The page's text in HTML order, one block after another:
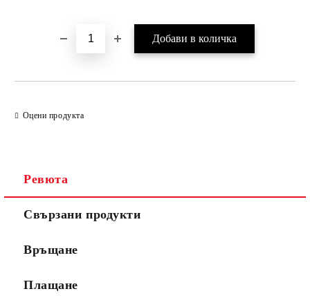
Оцени продукта
Ревюта
Свързани продукти
Връщане
Плащане